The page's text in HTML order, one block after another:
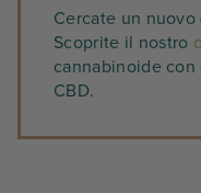
Cercate un nuovo
Scoprite il nostro
cannabinoide
CBD.